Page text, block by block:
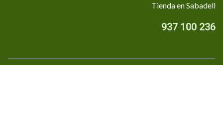
Tienda en Sabadell
937 100 236